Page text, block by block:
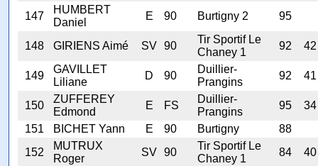
147
HUMBERT
Daniel
E 90 Burtigny 2 95
148 GIRIENS Aimé SV 90
Tir Sportif Le
Chaney 1
92 42
149
GAVILLET
Liliane
D 90
Duillier-
Prangins
92 41
150
ZUFFEREY
Edmond
E FS
Duillier-
Prangins
95
34
151
BICHET Yann E 90 Burtigny
88
152
MUTRUX
Roger
SV 90
Tir Sportif Le
Chaney 1
84
40